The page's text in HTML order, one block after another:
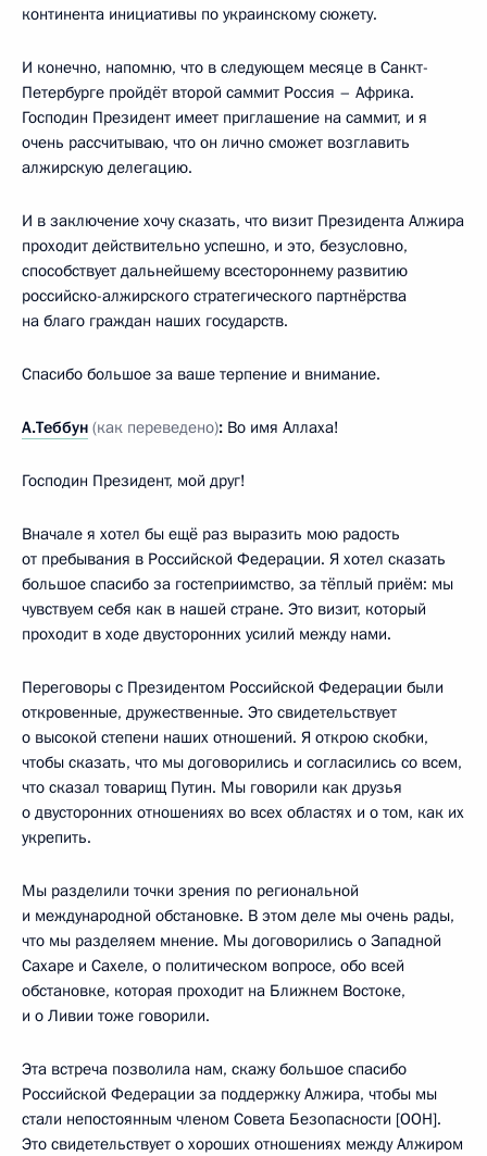
континента инициативы по украинскому сюжету.
И конечно, напомню, что в следующем месяце в Санкт-
Петербурге пройдёт второй саммит Россия – Африка.
Господин Президент имеет приглашение на саммит, и я
очень рассчитываю, что он лично сможет возглавить
алжирскую делегацию.
И в заключение хочу сказать, что визит Президента Алжира
проходит действительно успешно, и это, безусловно,
способствует дальнейшему всестороннему развитию
российско-алжирского стратегического партнёрства
на благо граждан наших государств.
Спасибо большое за ваше терпение и внимание.
А.Теббун (как переведено): Во имя Аллаха!
Господин Президент, мой друг!
Вначале я хотел бы ещё раз выразить мою радость
от пребывания в Российской Федерации. Я хотел сказать
большое спасибо за гостеприимство, за тёплый приём: мы
чувствуем себя как в нашей стране. Это визит, который
проходит в ходе двусторонних усилий между нами.
Переговоры с Президентом Российской Федерации были
откровенные, дружественные. Это свидетельствует
о высокой степени наших отношений. Я открою скобки,
чтобы сказать, что мы договорились и согласились со всем,
что сказал товарищ Путин. Мы говорили как друзья
о двусторонних отношениях во всех областях и о том, как их
укрепить.
Мы разделили точки зрения по региональной
и международной обстановке. В этом деле мы очень рады,
что мы разделяем мнение. Мы договорились о Западной
Сахаре и Сахеле, о политическом вопросе, обо всей
обстановке, которая проходит на Ближнем Востоке,
и о Ливии тоже говорили.
Эта встреча позволила нам, скажу большое спасибо
Российской Федерации за поддержку Алжира, чтобы мы
стали непостоянным членом Совета Безопасности [ООН].
Это свидетельствует о хороших отношениях между Алжиром